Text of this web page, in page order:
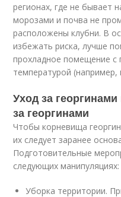
регионах, где не бывает
морозами и почва не
расположены клубни. В
избежать риска, лучше
прохладное помещение с
температурой (например,
Уход за
за георгинами
Чтобы корневища
их следует заранее
Подготовительные
следующих манипуляциях:
Уборка территории.